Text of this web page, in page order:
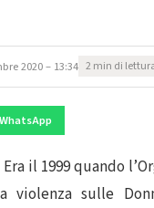
2020 – 13:34 2 min di
WhatsApp
Era il 1999 quando
violenza sulle